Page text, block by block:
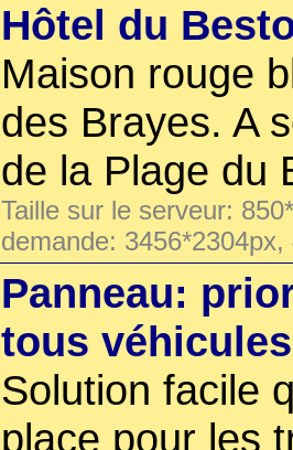
Hôtel du
Maison rouge
des Brayes. A
de la Plage du
Taille sur le serveur:
demande:
Panneau:
tous
Solution facile
place pour les